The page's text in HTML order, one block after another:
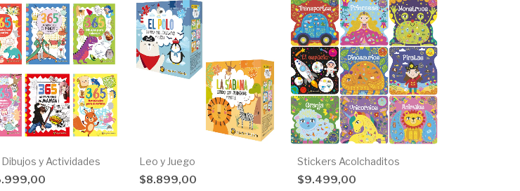
y Actividades Leo y Juego
$8.899,00
Stickers Acolchaditos
$9.499,00